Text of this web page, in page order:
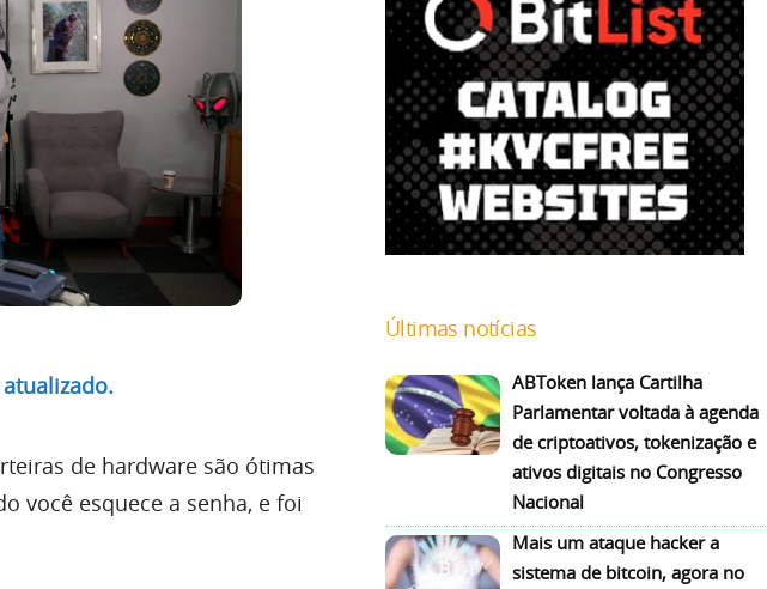
de hardware são ótimas
você esquece a senha, e foi
Últimas notícias
ABToken lança Cartilha
Parlamentar voltada à agenda
de criptoativos, tokenização e
ativos digitais no Congresso
Nacional
Mais um ataque hacker a
sistema de bitcoin, agora no